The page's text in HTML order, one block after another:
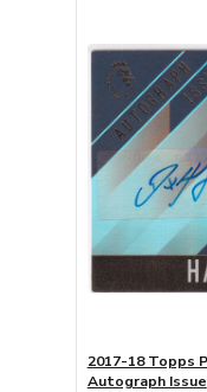
2017-18 Topps
Autograph Issue